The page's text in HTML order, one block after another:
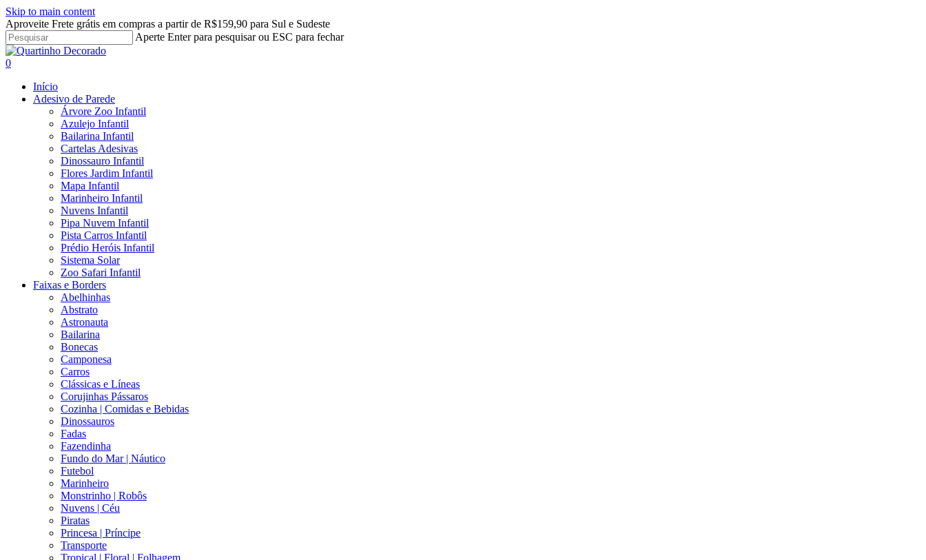
Skip to main content
Aproveite Frete grátis em compras a partir de R$159,90 para Sul e Sudeste
Aperte Enter para pesquisar ou ESC para fechar
Close
Search
search
account
0
Início
Adesivo de Parede
Árvore Zoo Infantil
Azulejo Infantil
Bailarina Infantil
Cartelas Adesivas
Dinossauro Infantil
Flores Jardim Infantil
Mapa Infantil
Marinheiro Infantil
Nuvens Infantil
Pipa Nuvem Infantil
Pista Carros Infantil
Prédio Heróis Infantil
Sistema Solar
Zoo Safari Infantil
Faixas e Borders
Abelhinhas
Abstrato
Astronauta
Bailarina
Bonecas
Camponesa
Carros
Clássicas e Líneas
Corujinhas Pássaros
Cozinha | Comidas e Bebidas
Dinossauros
Fadas
Fazendinha
Fundo do Mar | Náutico
Futebol
Marinheiro
Monstrinho | Robôs
Nuvens | Céu
Piratas
Princesa | Príncipe
Transporte
Tropical | Floral | Folhagem